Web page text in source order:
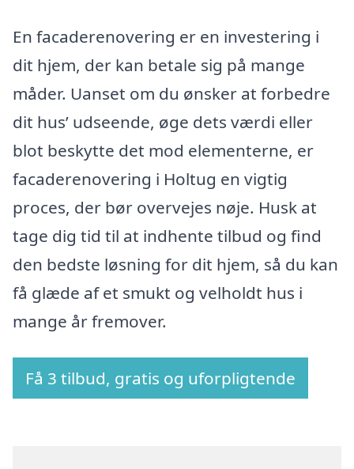
En facaderenovering er en investering i
dit hjem, der kan betale sig på mange
måder. Uanset om du ønsker at forbedre
dit hus’ udseende, øge dets værdi eller
blot beskytte det mod elementerne, er
facaderenovering i Holtug en vigtig
proces, der bør overvejes nøje. Husk at
tage dig tid til at indhente tilbud og find
den bedste løsning for dit hjem, så du kan
få glæde af et smukt og velholdt hus i
mange år fremover.
Få 3 tilbud, gratis og uforpligtende